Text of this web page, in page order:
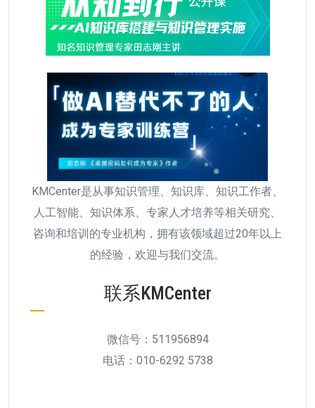
KMCenter是从事知识管理、知识库、知识工作者、
人工智能、知识体系、专家人才培养等相关研究、
咨询和培训的专业机构，拥有该领域超过20年以上
的经验，欢迎与我们交流。
联系KMCenter
微信号：511956894
电话：010-6292 5738